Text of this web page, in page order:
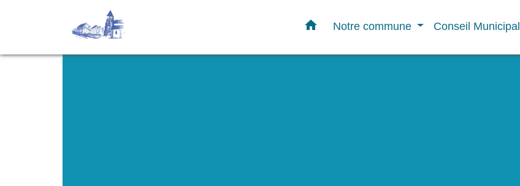
home Notre commune Conseil Municipal